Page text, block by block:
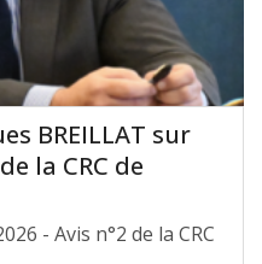
BREILLAT sur
la CRC de
- Avis n°2 de la CRC